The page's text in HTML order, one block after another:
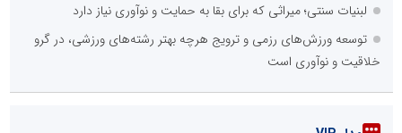
لبنیات سنتی؛ میراثی که برای بقا به حمایت و نوآوری نیاز دارد
توسعه ورزش‌های رزمی و ترویج هرچه بهتر رشته‌های ورزشی، در گرو
خلاقیت و نوآوری است